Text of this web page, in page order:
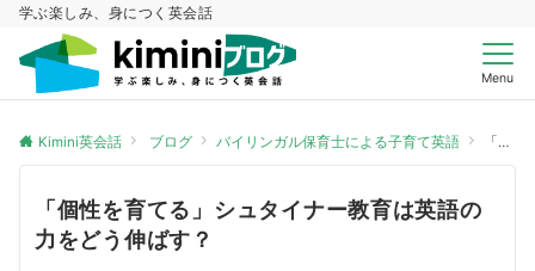
学ぶ楽しみ、身につく英会話
Menu
Kimini英会話 ブログ バイリンガル保育士による子育て英語 「個性を育てる」シュタイナー教育は英語の力をどう伸ばす？
「個性を育てる」シュタイナー教育は英語の
力をどう伸ばす？